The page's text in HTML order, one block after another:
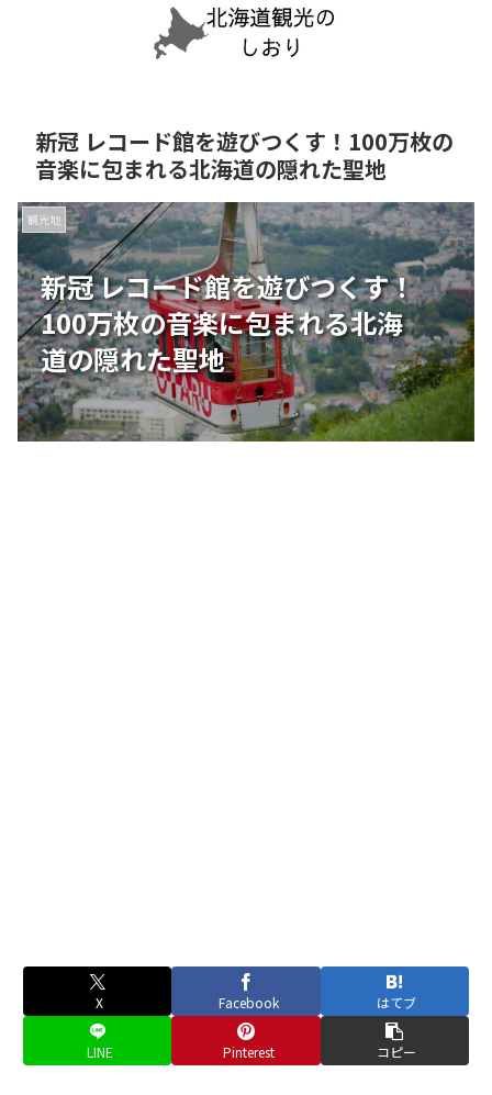
新冠 レコード館を遊びつくす！100万枚の
音楽に包まれる北海道の隠れた聖地
新冠 レコード館を遊びつくす！
100万枚の音楽に包まれる北海
道の隠れた聖地
観光地
X Facebook はてブ
LINE Pinterest コピー